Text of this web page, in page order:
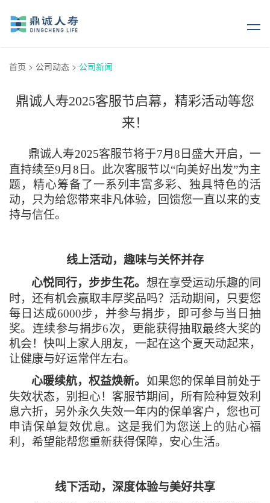
首页 > 公司动态 > 公司新闻
鼎诚人寿2025客服节启幕，精彩活动等您
来！
鼎诚人寿2025客服节将于7月8日盛大开启，一
直持续至9月8日。此次客服节以“向美好出发”为主
题，精心筹备了一系列丰富多彩、独具特色的活
动，只为给您带来非凡体验，回馈您一直以来的支
持与信任。
线上活动，趣味与关怀并存
心悦同行，步步生花。 想在享受运动乐趣的同
时，还有机会赢取丰厚奖品吗？活动期间，只要您
每日达成6000步，并参与捐步，即可参与当日抽
奖。连续参与捐步6次，更能获得抽取最终大奖的
机会！快叫上家人朋友，一起在这个夏天动起来，
让健康与好运常伴左右。
心暖续航，权益焕新。 如果您的保单目前处于
失效状态，别担心！客服节期间，所有险种复效利
息六折，另外永久失效一年内的保单客户，您也可
申请保单复效优息。这是我们为您送上的贴心福
利，希望能帮您重新获得保障，安心生活。
线下活动，深度体验与美好共享